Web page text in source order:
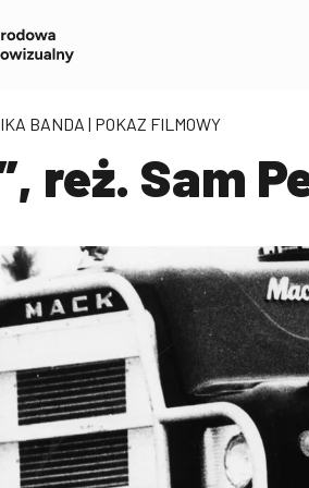
BANDA | POKAZ FILMOWY
reż. Sam